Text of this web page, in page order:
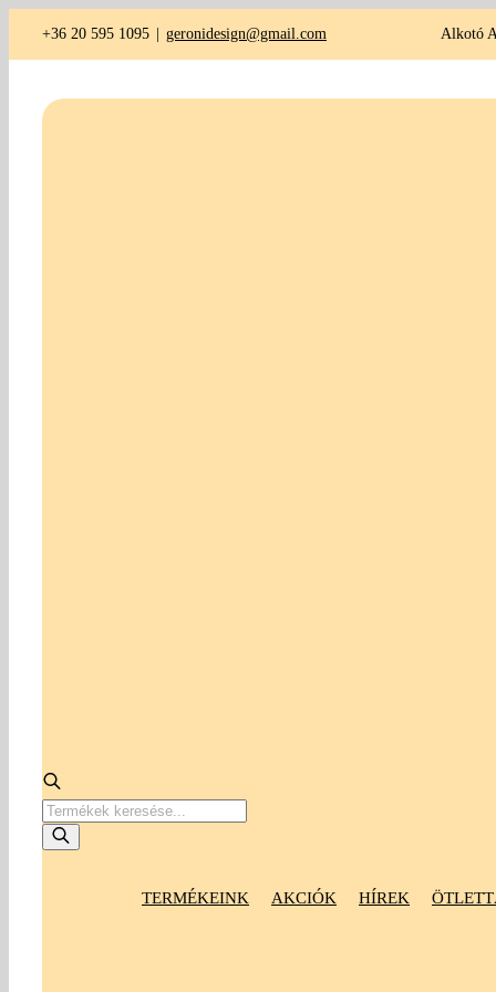
+36 20 595 1095 | geronidesign@gmail.com
Products
search
TERMÉKEINK AKCIÓK HÍREK